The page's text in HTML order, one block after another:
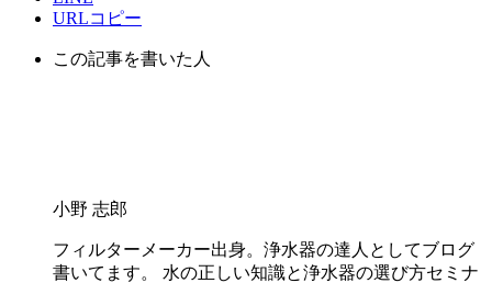
URLコピー
この記事を書いた人
小野 志郎
フィルターメーカー出身。浄水器の達人としてブログ
書いてます。 水の正しい知識と浄水器の選び方セミナ